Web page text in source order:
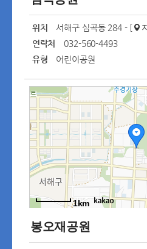
위치 서해구 심곡동 284 - [
연락처
032-560-4493
유형
어린이공원
1km
봉오재공원